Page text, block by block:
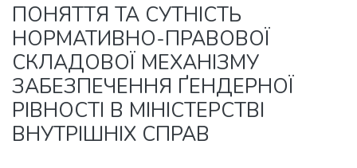
Statistics
ПОНЯТТЯ ТА СУТНІСТЬ
НОРМАТИВНО-ПРАВОВОЇ
СКЛАДОВОЇ МЕХАНІЗМУ
ЗАБЕЗПЕЧЕННЯ ҐЕНДЕРНОЇ
РІВНОСТІ В МІНІСТЕРСТВІ
ВНУТРІШНІХ СПРАВ